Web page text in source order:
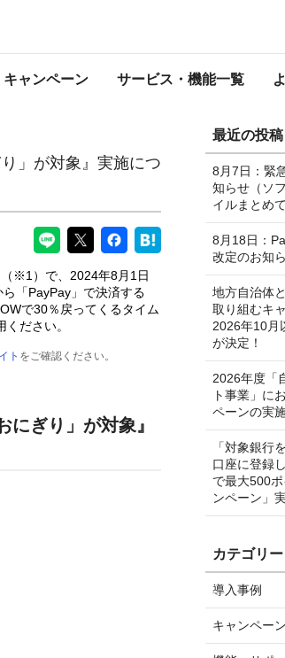
キャンペーン サービス・機能一覧
のお知らせ
」が対象』実施につ
※1）で、2024年8月1日
「PayPay」で決済する
で30％戻ってくるタイム
ださい。
ト をご確認ください。
にぎり」が対象』
最近の投稿
8月7日：緊
知らせ（ソ
イルまとめ
8月18日：
改定のお知
地方自治体
取り組むキ
2026年10月
が決定！
2026年度「
ト事業」に
ペーンの実
「対象銀行
口座に登録
で最大500
ンペーン」
カテゴリー
導入事例
キャンペー